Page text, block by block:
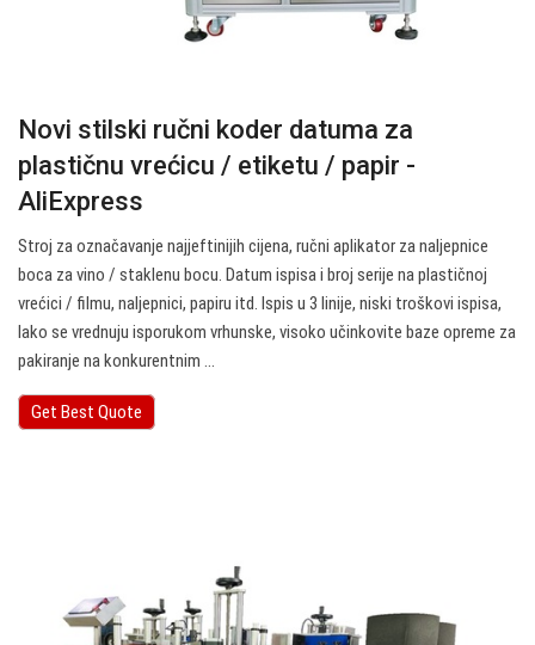
Novi stilski ručni koder datuma za
plastičnu vrećicu / etiketu / papir -
AliExpress
Stroj za označavanje najjeftinijih cijena, ručni aplikator za naljepnice
boca za vino / staklenu bocu. Datum ispisa i broj serije na plastičnoj
vrećici / filmu, naljepnici, papiru itd. Ispis u 3 linije, niski troškovi ispisa,
lako se vrednuju isporukom vrhunske, visoko učinkovite baze opreme za
pakiranje na konkurentnim ...
Get Best Quote